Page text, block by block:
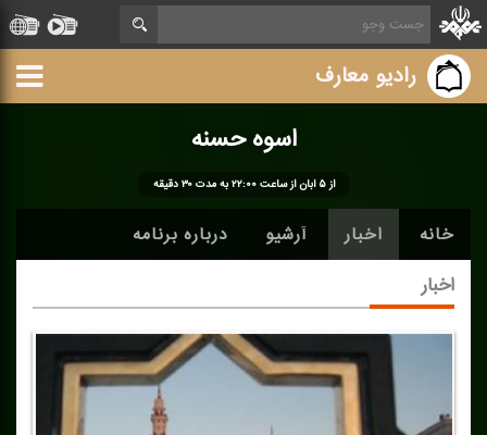
رادیو معارف
اسوه حسنه
از ۵ آبان از ساعت ۲۲:۰۰ به مدت ۳۰ دقیقه
خانه اخبار آرشیو درباره برنامه
اخبار